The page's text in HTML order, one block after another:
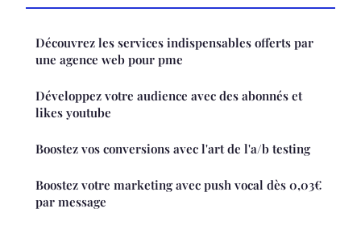
Découvrez les services indispensables offerts par
une agence web pour pme
Développez votre audience avec des abonnés et
likes youtube
Boostez vos conversions avec l'art de l'a/b testing
Boostez votre marketing avec push vocal dès 0,03€
par message